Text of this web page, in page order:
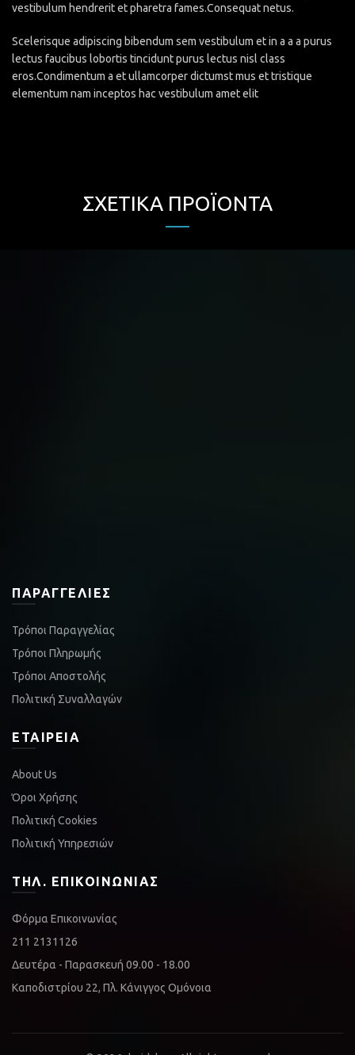
vestibulum hendrerit et pharetra fames.Consequat netus.
Scelerisque adipiscing bibendum sem vestibulum et in a a a purus
lectus faucibus lobortis tincidunt purus lectus nisl class
eros.Condimentum a et ullamcorper dictumst mus et tristique
elementum nam inceptos hac vestibulum amet elit
ΣΧΕΤΙΚΆ ΠΡΟΪΌΝΤΑ
ΠΑΡΑΓΓΕΛΊΕΣ
Τρόποι Παραγγελίας
Τρόποι Πληρωμής
Τρόποι Αποστολής
Πολιτική Συναλλαγών
ΕΤΑΙΡΕΊΑ
About Us
Όροι Χρήσης
Πολιτική Cookies
Πολιτική Υπηρεσιών
ΤΗΛ. ΕΠΙΚΟΙΝΩΝΊΑΣ
Φόρμα Επικοινωνίας
211 2131126
Δευτέρα - Παρασκευή 09.00 - 18.00
Καποδιστρίου 22, Πλ. Κάνιγγος Ομόνοια